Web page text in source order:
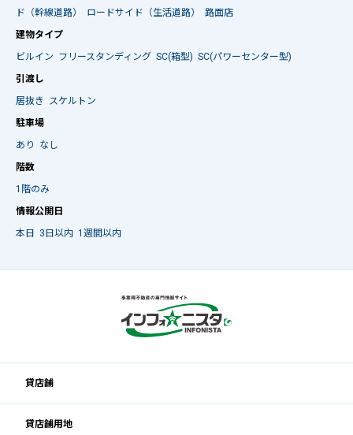
ド（幹線道路）
ロードサイド（生活道路）
路面店
建物タイプ
ビルイン フリースタンディング SC(箱型) SC(パワーセンター型)
引渡し
居抜き
スケルトン
駐車場
あり
なし
階数
1階のみ
情報公開日
本日 3日以内 1週間以内
貸店舗
貸店舗用地